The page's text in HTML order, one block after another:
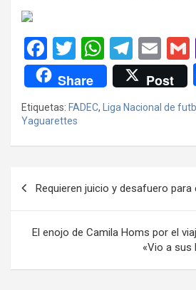
F
a
ce
b
o
k
T
wi
tt
er
W
h
at
s
A
p
T
el
e
gr
a
E
m
ail
Share Post
Etiquetas: FADEC, Liga Nacional de
Yaguarettes
entradas
Requieren juicio y desafuero para
El enojo de Camila Homs por el
«Vio a sus